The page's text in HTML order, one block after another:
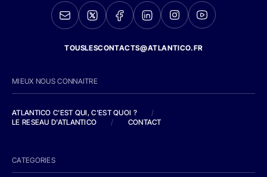
TOUSLESCONTACTS@ATLANTICO.FR
MIEUX NOUS CONNAITRE
ATLANTICO C'EST QUI, C'EST QUOI ?
/
LE RESEAU D'ATLANTICO
/ CONTACT
CATEGORIES